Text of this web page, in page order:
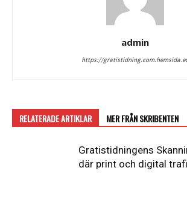
admin
https://
RELATERADE ARTIKLAR MER FRÅN SKRIBENTEN
Gratistidningens
där print och digital